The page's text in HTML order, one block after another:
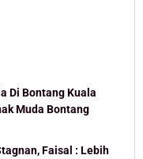
Di Bontang Kuala
Muda Bontang
Faisal : Lebih